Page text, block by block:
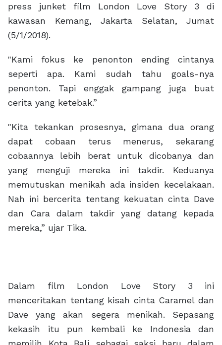
press junket film London Love Story 3 di
kawasan Kemang, Jakarta Selatan, Jumat
(5/1/2018).
"Kami fokus ke penonton ending cintanya
seperti apa. Kami sudah tahu goals-nya
penonton. Tapi enggak gampang juga buat
cerita yang ketebak.”
"Kita tekankan prosesnya, gimana dua orang
dapat cobaan terus menerus, sekarang
cobaannya lebih berat untuk dicobanya dan
yang menguji mereka ini takdir. Keduanya
memutuskan menikah ada insiden kecelakaan.
Nah ini bercerita tentang kekuatan cinta Dave
dan Cara dalam takdir yang datang kepada
mereka,” ujar Tika.
Dalam film London Love Story 3 ini
menceritakan tentang kisah cinta Caramel dan
Dave yang akan segera menikah. Sepasang
kekasih itu pun kembali ke Indonesia dan